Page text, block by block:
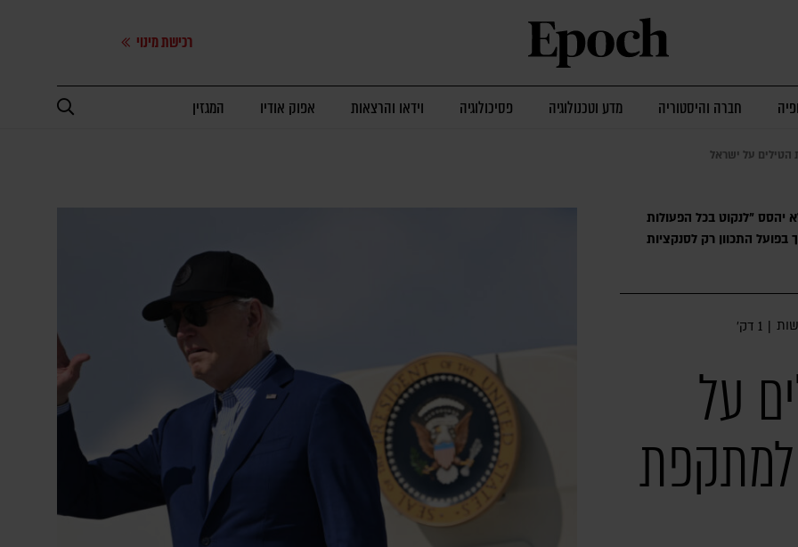
רכישת מינוי
חברה והיסטוריה מדע וטכנולוגיה פסיכולוגיה וידאו והרצאות אפוק אודיו המגזין
הטילים על ישראל
"לנקוט בכל הפעולות
התכוון רק לסנקציות
| 1 דק׳
על